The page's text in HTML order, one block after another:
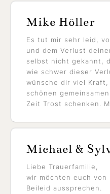
Mike Höller
Es tut mir sehr leid,
und dem Verlust
selbst nicht gekannt,
wie schwer dieser
wünsche dir viel
schönen
Zeit Trost schenken.
Michael &
Liebe Trauerfamilie,
wir möchten euch
Beileid aussprechen.